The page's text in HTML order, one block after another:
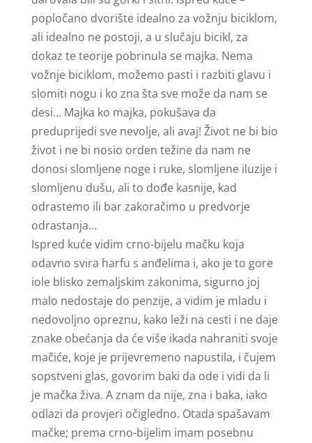
popločano dvorište idealno za vožnju biciklom,
ali idealno ne postoji, a u slučaju bicikl, za
dokaz te teorije pobrinula se majka. Nema
vožnje biciklom, možemo pasti i razbiti glavu i
slomiti nogu i ko zna šta sve može da nam se
desi… Majka ko majka, pokušava da
preduprijedi sve nevolje, ali avaj! Život ne bi bio
život i ne bi nosio orden težine da nam ne
donosi slomljene noge i ruke, slomljene iluzije i
slomljenu dušu, ali to dođe kasnije, kad
odrastemo ili bar zakoračimo u predvorje
odrastanja…
Ispred kuće vidim crno-bijelu mačku koja
odavno svira harfu s anđelima i, ako je to gore
iole blisko zemaljskim zakonima, sigurno joj
malo nedostaje do penzije, a vidim je mladu i
nedovoljno opreznu, kako leži na cesti i ne daje
znake obećanja da će više ikada nahraniti svoje
mačiće, koje je prijevremeno napustila, i čujem
sopstveni glas, govorim baki da ode i vidi da li
je mačka živa. A znam da nije, zna i baka, iako
odlazi da provjeri očigledno. Otada spašavam
mačke; prema crno-bijelim imam posebnu